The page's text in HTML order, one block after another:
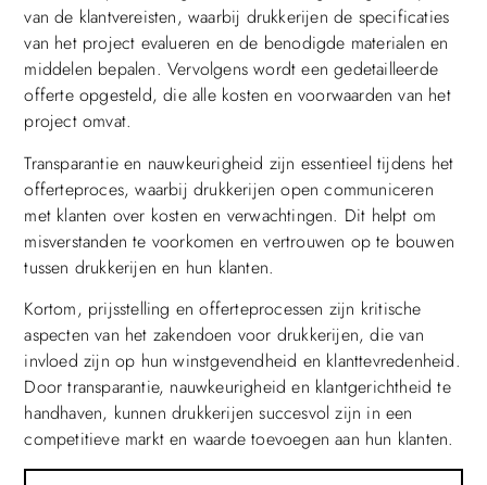
van de klantvereisten, waarbij drukkerijen de specificaties
van het project evalueren en de benodigde materialen en
middelen bepalen. Vervolgens wordt een gedetailleerde
offerte opgesteld, die alle kosten en voorwaarden van het
project omvat.
Transparantie en nauwkeurigheid zijn essentieel tijdens het
offerteproces, waarbij drukkerijen open communiceren
met klanten over kosten en verwachtingen. Dit helpt om
misverstanden te voorkomen en vertrouwen op te bouwen
tussen drukkerijen en hun klanten.
Kortom, prijsstelling en offerteprocessen zijn kritische
aspecten van het zakendoen voor drukkerijen, die van
invloed zijn op hun winstgevendheid en klanttevredenheid.
Door transparantie, nauwkeurigheid en klantgerichtheid te
handhaven, kunnen drukkerijen succesvol zijn in een
competitieve markt en waarde toevoegen aan hun klanten.